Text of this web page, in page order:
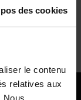
des cookies
le contenu
relatives aux